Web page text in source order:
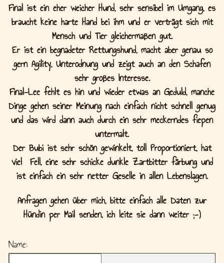
Final ist ein eher weicher Hund, sehr sensibel im Umgang, es
braucht keine harte Hand bei ihm und er verträgt sich mit
Mensch und Tier gleichermaßen gut.
Er ist ein begnadeter Rettungshund, macht aber genau so
gern Agility, Unterodnung und zeigt auch an den Schafen
sehr großes Interesse.
Final-Lee fehlt es hin und wieder etwas an Geduld, manche
Dinge gehen seiner Meinung nach einfach nicht schnell genug
und das wird dann auch durch ein sehr meckerndes fiepen
untermalt.
Der Bubi ist sehr schön gewinkelt, toll Proportioniert, hat
viel Fell, eine sehr schicke dunkle Zartbitter färbung und
ist einfach ein sehr netter Geselle in allen Lebenslagen.
Anfragen gehen über mich, bitte einfach alle Daten zur
Hündin per Mail senden, ich leite sie dann weiter ;-)
Name: